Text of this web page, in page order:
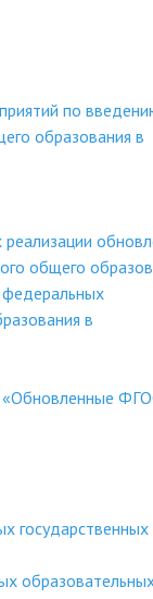
по
образования в
общего
федеральных
в
«Обновленные
государственных